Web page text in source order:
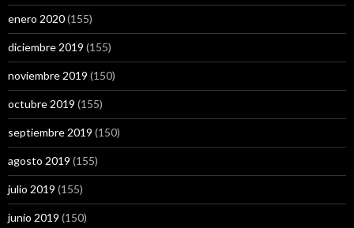
enero 2020(155)
diciembre 2019 (155)
noviembre 2019 (150)
octubre 2019 (155)
septiembre 2019 (150)
agosto 2019 (155)
julio 2019 (155)
junio 2019 (150)